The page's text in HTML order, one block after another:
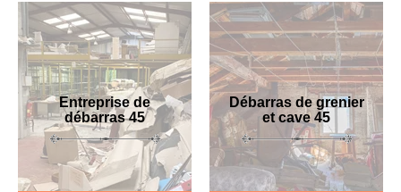
Entreprise de
débarras 45
Débarras de grenier
et cave 45